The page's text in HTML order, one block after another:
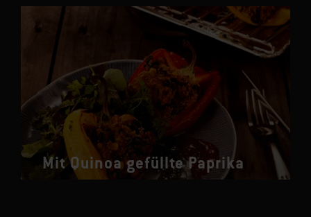
Mit Quinoa gefüllte Paprika